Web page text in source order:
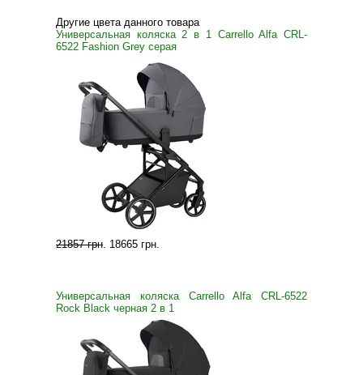
Другие цвета данного товара
Универсальная коляска 2 в 1 Carrello Alfa CRL-
6522 Fashion Grey серая
21857 грн. 18665 грн.
Универсальная коляска Carrello Alfa CRL-6522
Rock Black черная 2 в 1